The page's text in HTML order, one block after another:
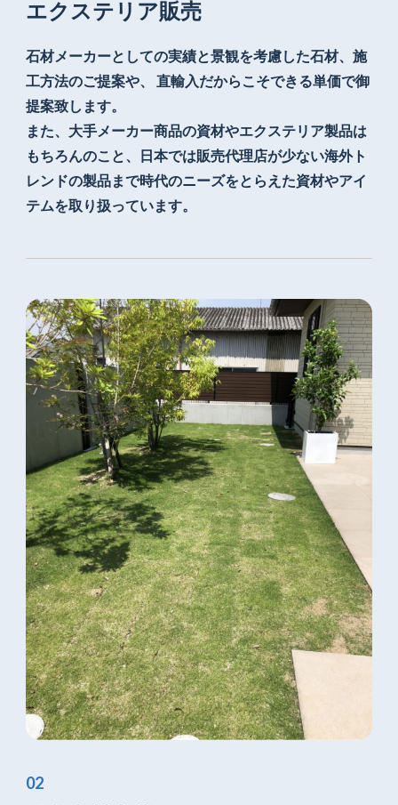
エクステリア販売
石材メーカーとしての実績と景観を考慮した石材、施
工方法のご提案や、
直輸入だからこそできる単価で御
提案致します。
また、大手メーカー商品の資材やエクステリア製品は
もちろんのこと、日本では販売代理店が少ない海外ト
レンドの製品まで時代のニーズをとらえた資材やアイ
テムを取り扱っています。